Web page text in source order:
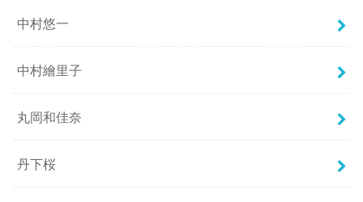
中村悠一
中村繪里子
丸岡和佳奈
丹下桜